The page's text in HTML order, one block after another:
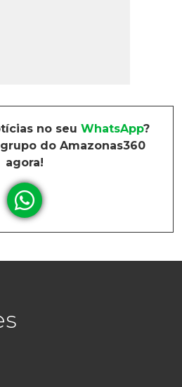
no seu WhatsApp?
do Amazonas360
agora!